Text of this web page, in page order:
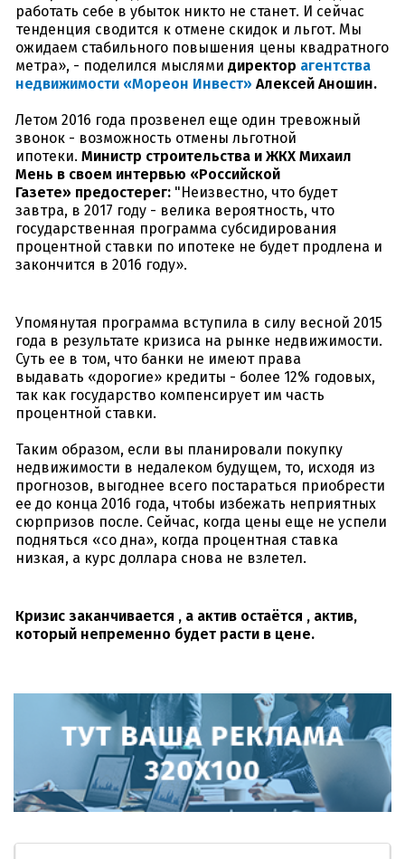
работать себе в убыток никто не станет. И сейчас
тенденция сводится к отмене скидок и льгот. Мы
ожидаем стабильного повышения цены квадратного
метра», - поделился мыслями директор агентства
недвижимости «Мореон Инвест» Алексей Аношин.
Летом 2016 года прозвенел еще один тревожный
звонок - возможность отмены льготной
ипотеки. Министр строительства и ЖКХ Михаил
Мень в своем интервью «Российской
Газете» предостерег: "Неизвестно, что будет
завтра, в 2017 году - велика вероятность, что
государственная программа субсидирования
процентной ставки по ипотеке не будет продлена и
закончится в 2016 году».
Упомянутая программа вступила в силу весной 2015
года в результате кризиса на рынке недвижимости.
Суть ее в том, что банки не имеют права
выдавать «дорогие» кредиты - более 12% годовых,
так как государство компенсирует им часть
процентной ставки.
Таким образом, если вы планировали покупку
недвижимости в недалеком будущем, то, исходя из
прогнозов, выгоднее всего постараться приобрести
ее до конца 2016 года, чтобы избежать неприятных
сюрпризов после. Сейчас, когда цены еще не успели
подняться «со дна», когда процентная ставка
низкая, а курс доллара снова не взлетел.
Кризис заканчивается , а актив остаётся , актив,
который непременно будет расти в цене.